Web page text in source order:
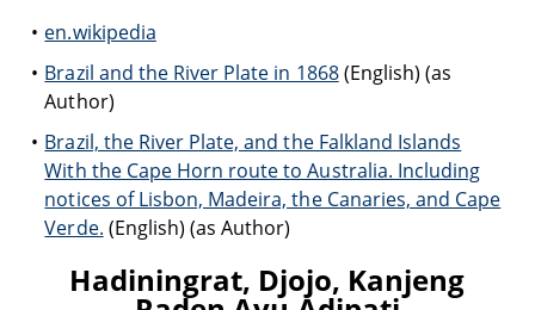
en.wikipedia
Brazil and the River Plate in 1868(English) (as
Author)
Brazil, the River Plate, and the Falkland Islands
With the Cape Horn route to Australia. Including
notices of Lisbon, Madeira, the Canaries, and Cape
Verde. (English) (as Author)
Hadiningrat, Djojo, Kanjeng